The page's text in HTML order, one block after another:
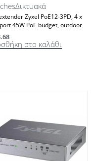
Δικτυακά
Zyxel PoE12-3PD, 4 x
45W PoE budget, outdoor
στο καλάθι